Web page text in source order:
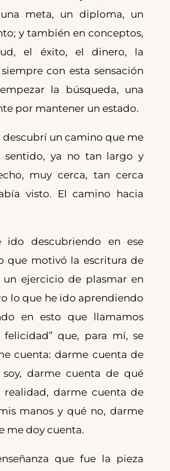
meta, un diploma, un
y también en conceptos,
el éxito, el dinero, la
con esta sensación
la búsqueda, una
por mantener un estado.
descubrí un camino que me
sentido, ya no tan largo y
muy cerca, tan cerca
visto. El camino hacia
descubriendo en ese
que motivó la escritura de
un ejercicio de plasmar en
lo que he ido aprendiendo
en esto que llamamos
felicidad” que, para mí, se
cuenta: darme cuenta de
darme cuenta de qué
darme cuenta de
manos y qué no, darme
me doy cuenta.
que fue la pieza